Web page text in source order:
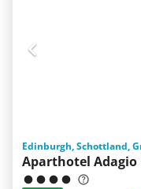
Edinburgh, Schottland,
Aparthotel Adagio